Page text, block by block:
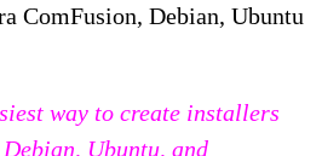
ComFusion, Debian, Ubuntu
way to create installers
Ubuntu, and